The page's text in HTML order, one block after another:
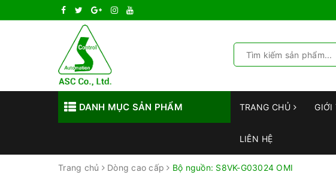
DANH MỤC SẢN PHẨM TRANG CHỦ GIỚI
LIÊN HỆ
Trang chủ Dòng cao cấp Bộ nguồn: S8VK-G03024 OMI